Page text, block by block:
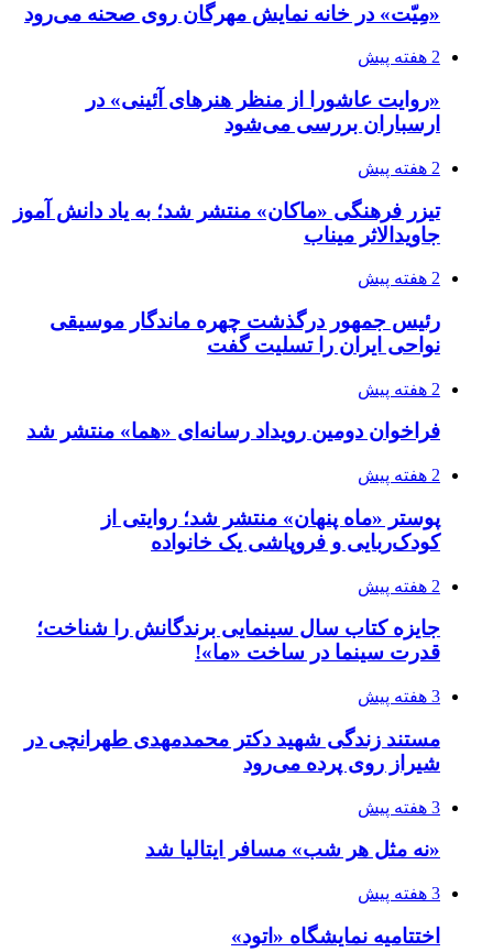
«مِیّت» در خانه نمایش مهرگان روی صحنه می‌رود
2 هفته پیش
«روایت عاشورا از منظر هنرهای آئینی» در
ارسباران بررسی می‌شود
2 هفته پیش
تیزر فرهنگی «ماکان» منتشر شد؛ به یاد دانش آموز
جاویدالاثر میناب
2 هفته پیش
رئیس جمهور درگذشت چهره ماندگار موسیقی
نواحی ایران را تسلیت گفت
2 هفته پیش
فراخوان دومین رویداد رسانه‌ای «هما» منتشر شد
2 هفته پیش
پوستر «ماه پنهان» منتشر شد؛ روایتی از
کودک‌ربایی و فروپاشی یک خانواده
2 هفته پیش
جایزه کتاب سال سینمایی برندگانش را شناخت؛
قدرت سینما در ساخت «ما»!
3 هفته پیش
مستند زندگی شهید دکتر محمدمهدی طهرانچی در
شیراز روی پرده می‌رود
3 هفته پیش
«نه مثل هر شب» مسافر ایتالیا شد
3 هفته پیش
اختتامیه نمایشگاه «اتود»